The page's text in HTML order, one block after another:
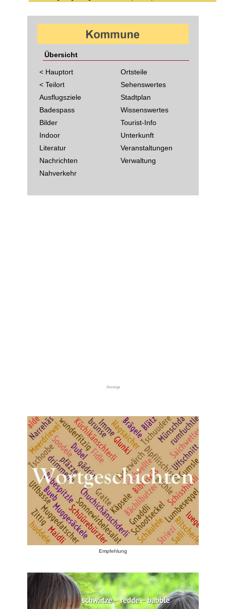
Übersicht
< Hauptort
< Teilort
Ausflugsziele
Badespass
Bilder
Indoor
Literatur
Nachrichten
Nahverkehr
Ortsteile
Sehenswertes
Stadtplan
Wissenswertes
Tourist-Info
Unterkunft
Veranstaltungen
Verwaltung
Anzeige
Empfehlung